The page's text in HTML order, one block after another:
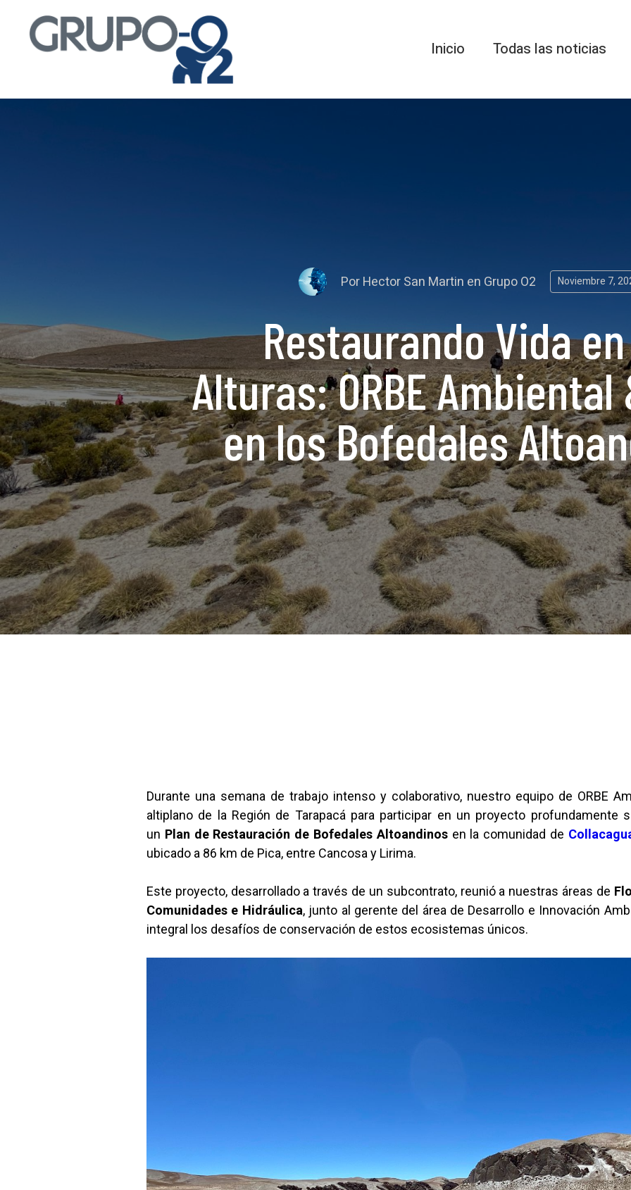
Inicio Todas las noticias
PorHector San Martin en Grupo O2 Noviembre 7,
Restaurando Vida
Alturas: ORBE Ambiental
en los Bofedales
Durante una semana de trabajo intenso y colaborativo, nuestro equipo de ORBE
altiplano de la Región de Tarapacá para participar en un proyecto profundamente
un Plan de Restauración de Bofedales Altoandinosen la comunidad de
ubicado a 86 km de Pica, entre Cancosa y Lirima.
Este proyecto, desarrollado a través de un subcontrato, reunió a nuestras áreas de
Comunidades e Hidráulica, junto al gerente del área de Desarrollo e Innovación
integral los desafíos de conservación de estos ecosistemas únicos.